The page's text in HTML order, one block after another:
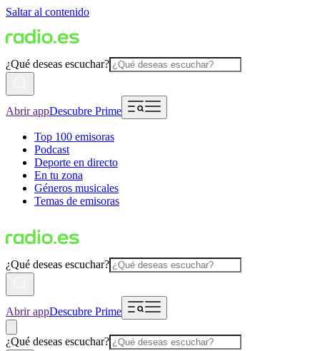
Saltar al contenido
¿Qué deseas escuchar?
Abrir appDescubre Prime
Top 100 emisoras
Podcast
Deporte en directo
En tu zona
Géneros musicales
Temas de emisoras
¿Qué deseas escuchar?
Abrir appDescubre Prime
¿Qué deseas escuchar?